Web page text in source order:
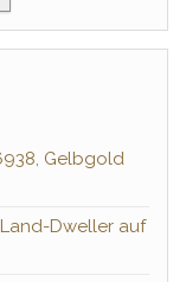
Gelbgold
Dweller auf